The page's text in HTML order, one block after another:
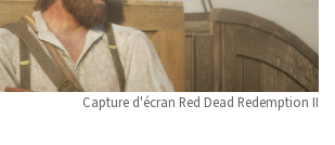
Capture d'écran Red Dead Redemption II